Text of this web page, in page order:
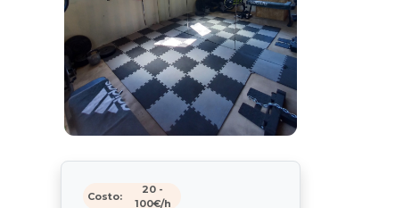
Costo:
20 -
100€/h